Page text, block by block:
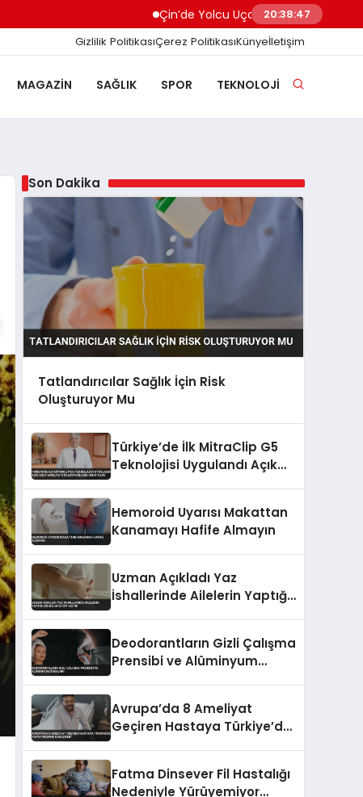
Çin’de Yolcu Uçağında Yangın Kabin
20:38:48
Gizlilik PolitikasıÇerez PolitikasıKünyeİletişim
MAGAZIN SAĞLIK SPOR TEKNOLOJI
Son Dakika
Tatlandırıcılar Sağlık İçin Risk
Oluşturuyor Mu
Türkiye’de İlk MitraClip G5
Teknolojisi Uygulandı Açık
Hemoroid Uyarısı Makattan
Kanamayı Hafife Almayın
Uzman Açıkladı Yaz
İshallerinde Ailelerin Yaptığı
Deodorantların Gizli Çalışma
Prensibi ve Alüminyum
Avrupa’da 8 Ameliyat
Geçiren Hastaya Türkiye’de
Fatma Dinsever Fil Hastalığı
Nedeniyle Yürüyemiyor